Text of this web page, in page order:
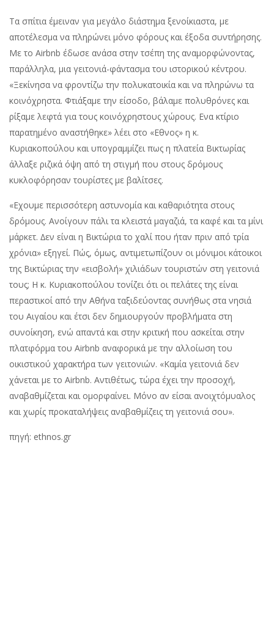
Τα σπίτια έµειναν για µεγάλο διάστηµα ξενοίκιαστα, µε
αποτέλεσµα να πληρώνει µόνο φόρους και έξοδα συντήρησης.
Με το Airbnb έδωσε ανάσα στην τσέπη της αναµορφώνοντας,
παράλληλα, µια γειτονιά-φάντασµα του ιστορικού κέντρου.
«Ξεκίνησα να φροντίζω την πολυκατοικία και να πληρώνω τα
κοινόχρηστα. Φτιάξαµε την είσοδο, βάλαµε πολυθρόνες και
ρίξαµε λεφτά για τους κοινόχρηστους χώρους. Ενα κτίριο
παρατηµένο αναστήθηκε» λέει στο «Εθνος» η κ.
Κυριακοπούλου και υπογραµµίζει πως η πλατεία Βικτωρίας
άλλαξε ριζικά όψη από τη στιγµή που στους δρόµους
κυκλοφόρησαν τουρίστες µε βαλίτσες.
«Εχουµε περισσότερη αστυνοµία και καθαριότητα στους
δρόµους. Ανοίγουν πάλι τα κλειστά µαγαζιά, τα καφέ και τα µίνι
µάρκετ. ∆εν είναι η Βικτώρια το χαλί που ήταν πριν από τρία
χρόνια» εξηγεί. Πώς, όµως, αντιµετωπίζουν οι µόνιµοι κάτοικοι
της Βικτώριας την «εισβολή» χιλιάδων τουριστών στη γειτονιά
τους; Η κ. Κυριακοπούλου τονίζει ότι οι πελάτες της είναι
περαστικοί από την Αθήνα ταξιδεύοντας συνήθως στα νησιά
του Αιγαίου και έτσι δεν δηµιουργούν προβλήµατα στη
συνοίκηση, ενώ απαντά και στην κριτική που ασκείται στην
πλατφόρµα του Airbnb αναφορικά µε την αλλοίωση του
οικιστικού χαρακτήρα των γειτονιών. «Καµία γειτονιά δεν
χάνεται µε το Airbnb. Αντιθέτως, τώρα έχει την προσοχή,
αναβαθµίζεται και οµορφαίνει. Μόνο αν είσαι ανοιχτόµυαλος
και χωρίς προκαταλήψεις αναβαθµίζεις τη γειτονιά σου».
πηγή: ethnos.gr